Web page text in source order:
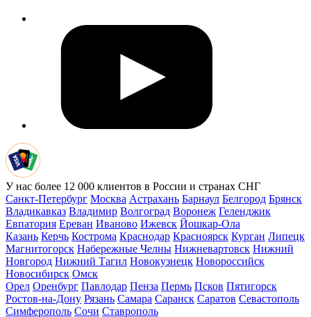
У нас более 12 000 клиентов в России и странах СНГ
Санкт-Петербург Москва Астрахань Барнаул Белгород Брянск
Владикавказ Владимир Волгоград Воронеж Геленджик
Евпатория Ереван Иваново Ижевск Йошкар-Ола
Казань Керчь Кострома Краснодар Красноярск Курган Липецк
Магнитогорск Набережные Челны Нижневартовск Нижний
Новгород Нижний Тагил Новокузнецк Новороссийск
Новосибирск Омск
Орел Оренбург Павлодар Пенза Пермь Псков Пятигорск
Ростов-на-Дону Рязань Самара Саранск Саратов Севастополь
Симферополь Сочи Ставрополь